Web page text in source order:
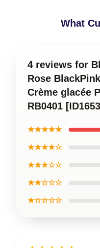
What
4 reviews for
Rose
Crème glacée
RB0401
★★★★★
★★★★☆
★★★☆☆
★★☆☆☆
★☆☆☆☆